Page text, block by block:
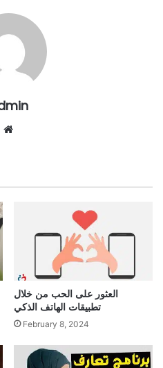
العثور على الحب من خلال
تطبيقات الهاتف الذكي
February 8, 2024